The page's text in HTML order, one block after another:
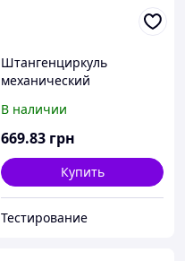
Штангенциркуль
механический
В наличии
669.83 грн
Купить
Тестирование